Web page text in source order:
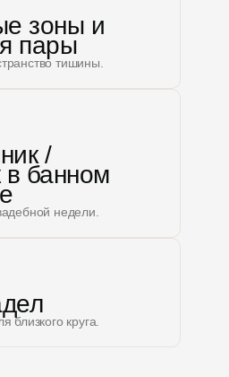
зоны и
пары
тишины.
/
в банном
недели.
близкого круга.